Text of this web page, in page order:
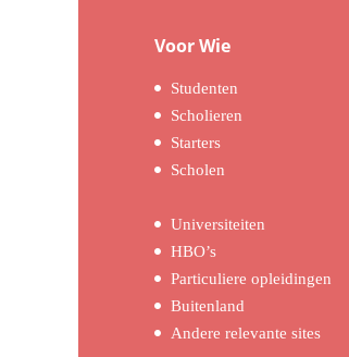
Voor Wie
Studenten
Scholieren
Starters
Scholen
Universiteiten
HBO’s
Particuliere opleidingen
Buitenland
Andere relevante sites